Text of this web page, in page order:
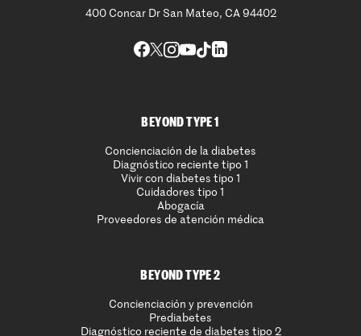
400 Concar Dr San Mateo, CA 94402
BEYOND TYPE 1
Concienciación de la diabetes
Diagnóstico reciente tipo 1
Vivir con diabetes tipo 1
Cuidadores tipo 1
Abogacía
Proveedores de atención médica
BEYOND TYPE 2
Concienciación y prevención
Prediabetes
Diagnóstico reciente de diabetes tipo 2